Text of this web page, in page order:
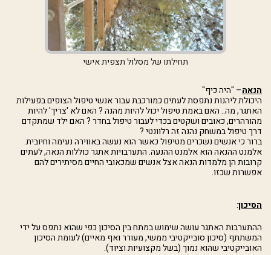
תחילתו של מסלול תצפית אישי
הנאה– "היה כיף"
היכולת ליהנות נתפסת לעתים כמורכבת עבור אנשי טיפול הצופים בפעילות
האתגר, מה.. האם באמת טיפול יכול להיות מהנה ? האם לא 'צריך' להיות
מהורהרים, כאובים ושקטים בכדי לעבור טיפול בחדר ? האם ילד שמתקדם
דרך טיפול במשחק נהנה זה רלוונטי ?
ברור כי אנשים נשכרים מטיפול כאשר הוא נעשה באווירה נעימה וחיובית.
אלמנט ההנאה הוא אלמנט ההנעה. התערבויות אתגר כוללות הנאה, לעתים
קרובות הן מלמדות הנאה אצל אנשים שמכאובי החיים מסיתירים להם
אפשרות שכזו.
הסיכון:
ההתערבות האתגר עושה שימוש במתח בין הסיכון כפי שהוא נתפס על ידי
המשתתף (סיכון סובייקטיבי ממשי, מעורר ואף מאיים) לעומת הסיכון
האובייקטיבי שהוא נמוך (בשל מקצועיות וציוד).